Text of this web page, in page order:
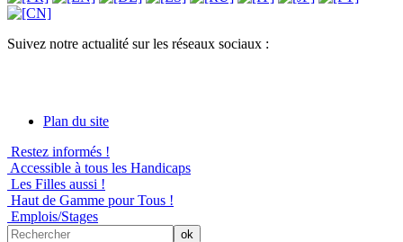
Suivez notre actualité sur les réseaux sociaux :
Plan du site
Restez informés !
Accessible à tous les Handicaps
Les Filles aussi !
Haut de Gamme pour Tous !
Emplois/Stages